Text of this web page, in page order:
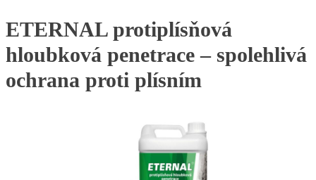
ETERNAL protiplísňová
hloubková penetrace – spolehlivá
ochrana proti plísním